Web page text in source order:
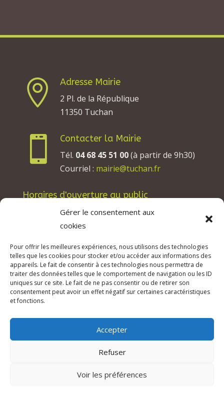
Gérer le consentement aux
cookies
Pour offrir les meilleures expériences, nous utilisons des technologies
telles que les cookies pour stocker et/ou accéder aux informations des
appareils. Le fait de consentir à ces technologies nous permettra de
traiter des données telles que le comportement de navigation ou les ID
uniques sur ce site. Le fait de ne pas consentir ou de retirer son
consentement peut avoir un effet négatif sur certaines caractéristiques
et fonctions.
Accepter
Refuser
Voir les préférences

Adresse Mairie
2 Pl. de la République
11350 Tuchan

Contacter la Mairie
Tél. 04 68 45 51 00(à partir de 9h30)
Courriel : mairie@tuchan.fr
Horaires d'ouverture au public
Les lundis, mardis et jeudis : de 8h à 12h et de
13h30 à 17h30.
Les vendredis : de 8h à 12h.
© 2026 Mairie de Tuchan | Site Internet réalisé
Mentions légales & Crédits–RGPD Protection
des données